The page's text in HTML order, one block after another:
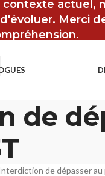
contexte actuel,
Merci
de
de dépasser au